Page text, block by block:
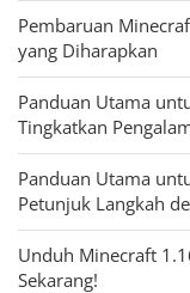
Pembaruan
yang Diharapkan
Panduan Utama
Tingkatkan
Panduan Utama
Petunjuk Langkah
Unduh Minecraft
Sekarang!